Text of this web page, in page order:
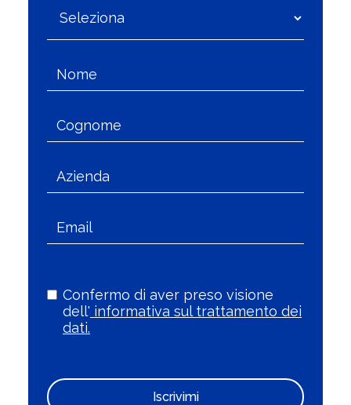
Confermo di aver preso visione
dell' informativa sul trattamento dei
dati.
Iscrivimi